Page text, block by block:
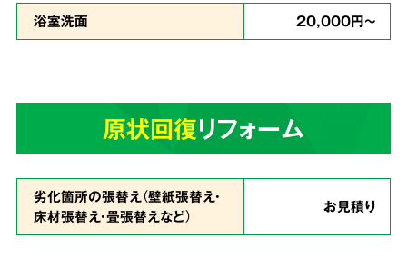
のが難しいという状態でも作業致します。
まで積み上げられたゴミも、虫の湧いたゴミも
浴室洗面 20,000円～
原状回復リフォーム
劣化箇所の張替え（壁紙張替え・
床材張替え・畳張替えなど）
お見積り